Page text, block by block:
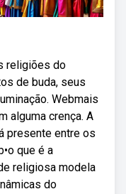
religiões do
de buda, seus
Webmais
alguma crença. A
presente entre os
que é a
religiosa modela
do